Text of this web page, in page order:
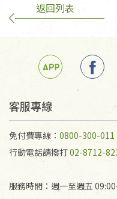
返回列表
客服專線
免付費專線： 0800-300-011
行動電話請撥打02-8712-
服務時間：週一至週五